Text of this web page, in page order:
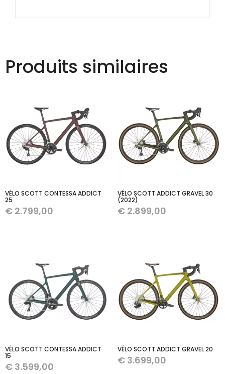
Produits similaires
VÉLO SCOTT CONTESSA ADDICT
25
€ 2.799,00
VÉLO SCOTT ADDICT GRAVEL 30
(2022)
€ 2.899,00
VÉLO SCOTT CONTESSA ADDICT
15
€ 3.599,00
VÉLO SCOTT ADDICT GRAVEL 20
€ 3.699,00